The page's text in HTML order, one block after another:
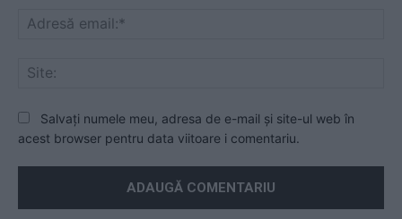
Salvați numele meu, adresa de e-mail și site-ul web în
acest browser pentru data viitoare i comentariu.